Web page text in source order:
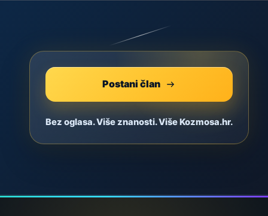
Postani član
Bez oglasa. Više znanosti. Više Kozmosa.hr.